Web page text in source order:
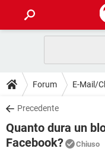
INTRATTENIMENTO
iOS
INSTAGRAM
TIKTOK
GUIDE
COVID-19
iOS
DOWNLOAD
COVID-19
INTRATTENIMENTO
FORUM
Forum E-Mail/
Precedente
Quanto dura un
Facebook?
Chiuso